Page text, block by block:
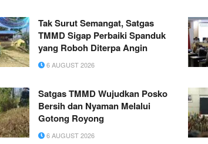
Tak Surut Semangat, Satgas
TMMD Sigap Perbaiki Spanduk
yang Roboh Diterpa Angin
6 AUGUST 2026
Satgas TMMD Wujudkan Posko
Bersih dan Nyaman Melalui
Gotong Royong
6 AUGUST 2026